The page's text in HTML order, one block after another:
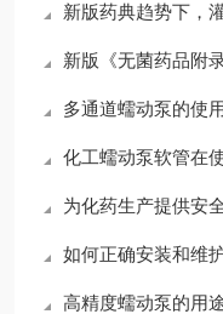
新版药典趋势下，灌
新版《无菌药品附
多通道蠕动泵的使
化工蠕动泵软管在
为化药生产提供安全合
如何正确安装和维
高精度蠕动泵的用